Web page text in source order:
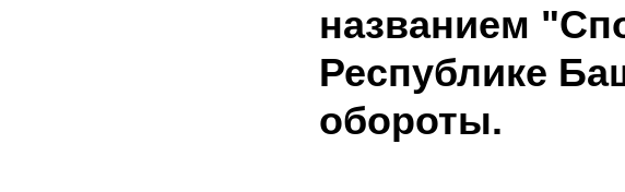
названием
Республике
обороты.